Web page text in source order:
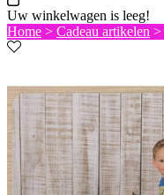
Uw winkelwagen is leeg!
Home > Cadeau artikelen >